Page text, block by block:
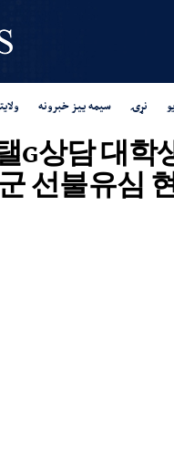
نړۍ سیمه ییز خبرونه
G상담 대
선불유심